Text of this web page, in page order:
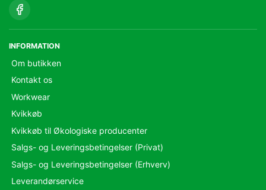
INFORMATION
Om butikken
Kontakt os
Workwear
Kvikkøb
Kvikkøb til Økologiske producenter
Salgs- og Leveringsbetingelser (Privat)
Salgs- og Leveringsbetingelser (Erhverv)
Leverandørservice